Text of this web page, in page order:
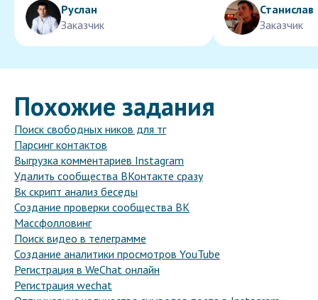
Руслан
Заказчик
Станислав
Заказчик
Похожие задания
Поиск свободных ников для тг
Парсинг контактов
Выгрузка комментариев Instagram
Удалить сообщества ВКонтакте сразу
Вк скрипт анализ беседы
Создание проверки сообщества ВК
Массфолловинг
Поиск видео в телеграмме
Создание аналитики просмотров YouTube
Регистрация в WeChat онлайн
Регистрация wechat